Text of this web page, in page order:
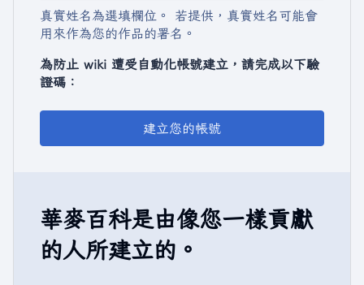
真實姓名為選填欄位。 若提供，真實姓名可能會
用來作為您的作品的署名。
為防止 wiki 遭受自動化帳號建立，請完成以下驗
證碼：
建立您的帳號
華麥百科是由像您一樣貢獻
的人所建立的。